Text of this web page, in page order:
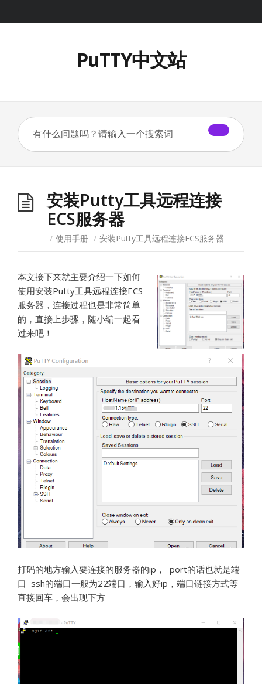
PuTTY中文站
安装Putty工具远程连接
ECS服务器
/ 使用手册 / 安装Putty工具远程连接ECS服务器
本文接下来就主要介绍一下如何
使用安装Putty工具远程连接ECS
服务器，连接过程也是非常简单
的，直接上步骤，随小编一起看
过来吧！
打码的地方输入要连接的服务器的ip， port的话也就是端
口 ssh的端口一般为22端口，输入好ip，端口链接方式等
直接回车，会出现下方